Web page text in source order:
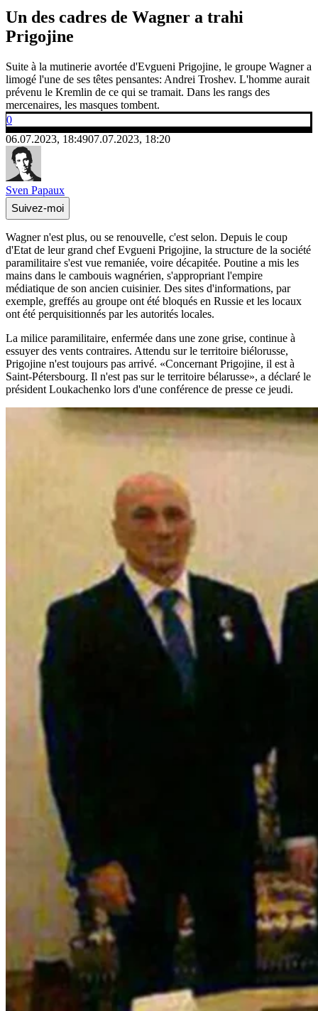
Un des cadres de Wagner a trahi
Prigojine
Suite à la mutinerie avortée d'Evgueni Prigojine, le groupe Wagner a
limogé l'une de ses têtes pensantes: Andrei Troshev. L'homme aurait
prévenu le Kremlin de ce qui se tramait. Dans les rangs des
mercenaires, les masques tombent.
0
06.07.2023, 18:4907.07.2023, 18:20
Sven Papaux
Suivez-moi
Wagner n'est plus, ou se renouvelle, c'est selon. Depuis le coup
d'Etat de leur grand chef Evgueni Prigojine, la structure de la société
paramilitaire s'est vue remaniée, voire décapitée. Poutine a mis les
mains dans le cambouis wagnérien, s'appropriant l'empire
médiatique de son ancien cuisinier. Des sites d'informations, par
exemple, greffés au groupe ont été bloqués en Russie et les locaux
ont été perquisitionnés par les autorités locales.
La milice paramilitaire, enfermée dans une zone grise, continue à
essuyer des vents contraires. Attendu sur le territoire biélorusse,
Prigojine n'est toujours pas arrivé. «Concernant Prigojine, il est à
Saint-Pétersbourg. Il n'est pas sur le territoire bélarusse», a déclaré le
président Loukachenko lors d'une conférence de presse ce jeudi.